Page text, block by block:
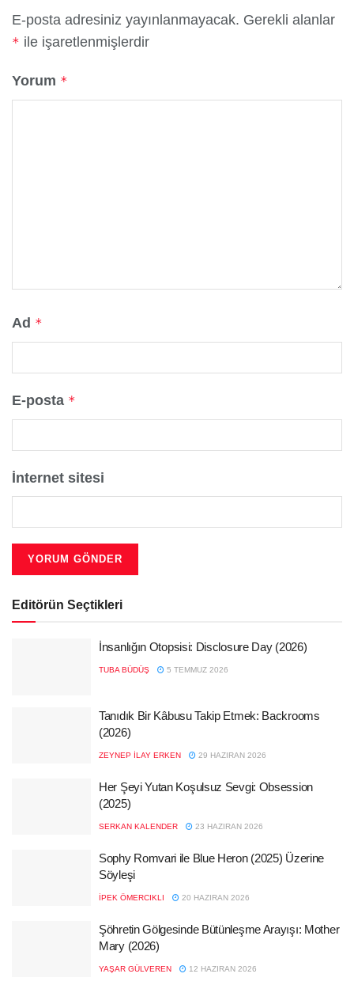
E-posta adresiniz yayınlanmayacak. Gerekli alanlar
* ile işaretlenmişlerdir
Yorum *
Ad *
E-posta *
İnternet sitesi
Editörün Seçtikleri
İnsanlığın Otopsisi: Disclosure Day (2026)
TUBA BÜDÜŞ 5 TEMMUZ 2026
Tanıdık Bir Kâbusu Takip Etmek: Backrooms
(2026)
ZEYNEP İLAY ERKEN 29 HAZIRAN 2026
Her Şeyi Yutan Koşulsuz Sevgi: Obsession
(2025)
SERKAN KALENDER 23 HAZIRAN 2026
Sophy Romvari ile Blue Heron (2025) Üzerine
Söyleşi
İPEK ÖMERCIKLI 20 HAZIRAN 2026
Şöhretin Gölgesinde Bütünleşme Arayışı: Mother
Mary (2026)
YAŞAR GÜLVEREN 12 HAZIRAN 2026